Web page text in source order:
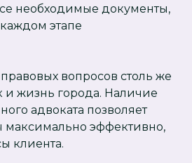
необходимые документы,
этапе
вопросов столь же
и жизнь города. Наличие
адвоката позволяет
максимально эффективно,
клиента.